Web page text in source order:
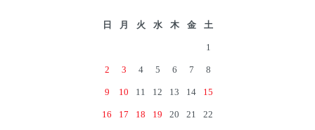
日 月 火 水 木 金 土
1
2 3 4 5 6 7 8
9 10 11 12 13 14 15
16 17 18 19 20 21 22